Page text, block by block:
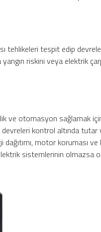
tehlikeleri tespit edip
riskini veya elektrik
ve otomasyon sağlamak
kontrol altında tutar
motor koruması
sistemlerinin olmazsa